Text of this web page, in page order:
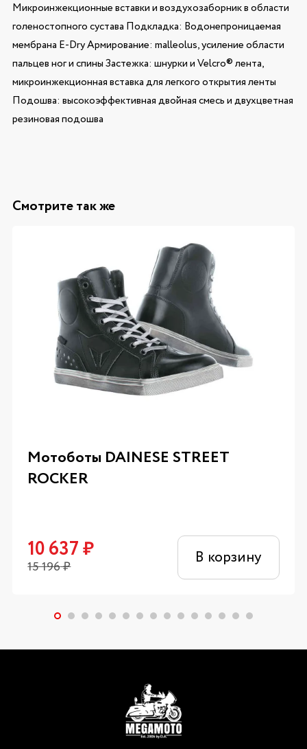
Микроинжекционные вставки и воздухозаборник в области
голеностопного сустава Подкладка: Водонепроницаемая
мембрана E-Dry Армирование: malleolus, усиление области
пальцев ног и спины Застежка: шнурки и Velcro® лента,
микроинжекционная вставка для легкого открытия ленты
Подошва: высокоэффективная двойная смесь и двухцветная
резиновая подошва
Смотрите так же
Мотоботы DAINESE STREET
ROCKER
10 637₽
15 196₽ В корзину